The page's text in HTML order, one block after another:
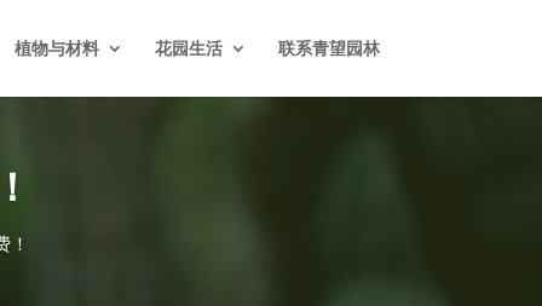
植物与材料 花园生活 联系青望园林
！